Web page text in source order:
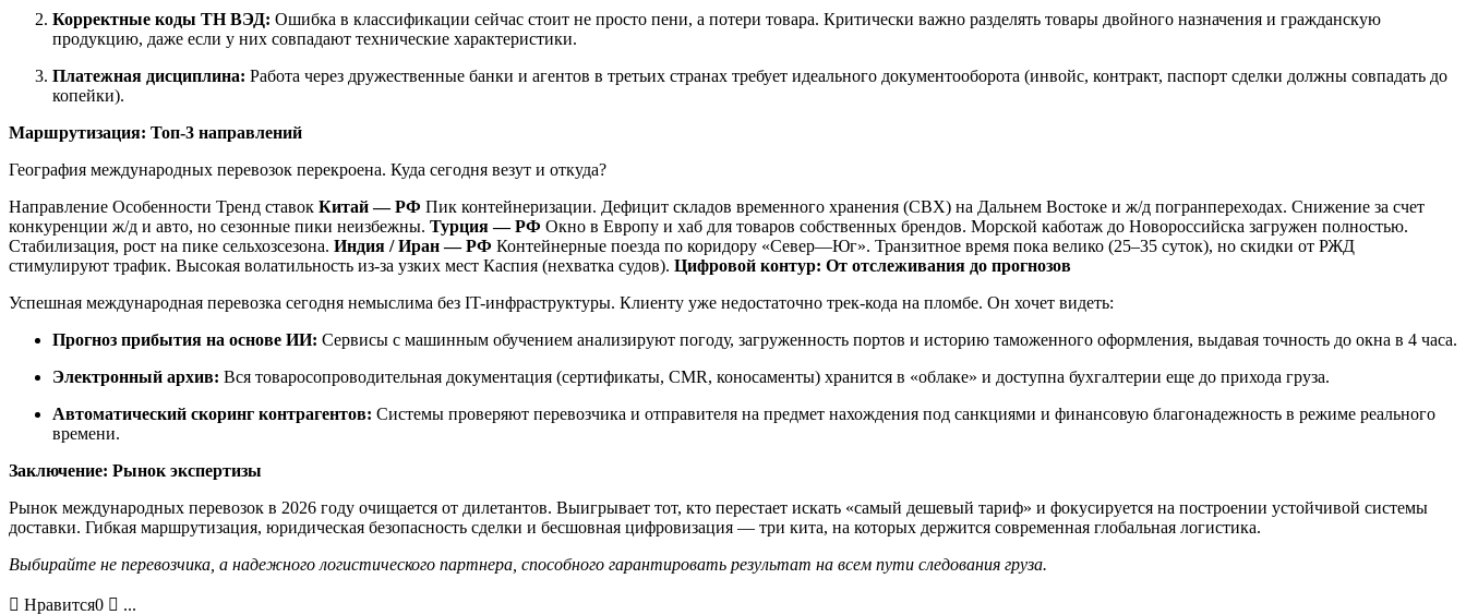
Корректные коды ТН ВЭД: Ошибка в классификации сейчас стоит не просто пени, а потери товара. Критически важно разделять товары двойного назначения и гражданскую
продукцию, даже если у них совпадают технические характеристики.
Платежная дисциплина: Работа через дружественные банки и агентов в третьих странах требует идеального документооборота (инвойс, контракт, паспорт сделки должны совпадать до
копейки).
Маршрутизация: Топ-3 направлений
География международных перевозок перекроена. Куда сегодня везут и откуда?
Направление Особенности Тренд ставок Китай — РФ Пик контейнеризации. Дефицит складов временного хранения (СВХ) на Дальнем Востоке и ж/д погранпереходах. Снижение за счет
конкуренции ж/д и авто, но сезонные пики неизбежны. Турция — РФ Окно в Европу и хаб для товаров собственных брендов. Морской каботаж до Новороссийска загружен полностью.
Стабилизация, рост на пике сельхозсезона. Индия / Иран — РФ Контейнерные поезда по коридору «Север—Юг». Транзитное время пока велико (25–35 суток), но скидки от РЖД
стимулируют трафик. Высокая волатильность из-за узких мест Каспия (нехватка судов). Цифровой контур: От отслеживания до прогнозов
Успешная международная перевозка сегодня немыслима без IT-инфраструктуры. Клиенту уже недостаточно трек-кода на пломбе. Он хочет видеть:
Прогноз прибытия на основе ИИ: Сервисы с машинным обучением анализируют погоду, загруженность портов и историю таможенного оформления, выдавая точность до окна в 4 часа.
Электронный архив: Вся товаросопроводительная документация (сертификаты, CMR, коносаменты) хранится в «облаке» и доступна бухгалтерии еще до прихода груза.
Автоматический скоринг контрагентов: Системы проверяют перевозчика и отправителя на предмет нахождения под санкциями и финансовую благонадежность в режиме реального
времени.
Заключение: Рынок экспертизы
Рынок международных перевозок в 2026 году очищается от дилетантов. Выигрывает тот, кто перестает искать «самый дешевый тариф» и фокусируется на построении устойчивой системы
доставки. Гибкая маршрутизация, юридическая безопасность сделки и бесшовная цифровизация — три кита, на которых держится современная глобальная логистика.
Выбирайте не перевозчика, а надежного логистического партнера, способного гарантировать результат на всем пути следования груза.
 Нравится0  ...